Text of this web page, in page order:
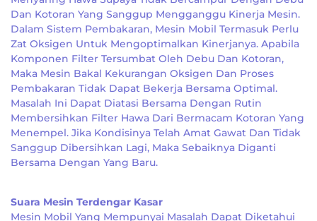
Dan Kotoran Yang Sanggup Mengganggu Kinerja Mesin.
Dalam Sistem Pembakaran, Mesin Mobil Termasuk Perlu
Zat Oksigen Untuk Mengoptimalkan Kinerjanya. Apabila
Komponen Filter Tersumbat Oleh Debu Dan Kotoran,
Maka Mesin Bakal Kekurangan Oksigen Dan Proses
Pembakaran Tidak Dapat Bekerja Bersama Optimal.
Masalah Ini Dapat Diatasi Bersama Dengan Rutin
Membersihkan Filter Hawa Dari Bermacam Kotoran Yang
Menempel. Jika Kondisinya Telah Amat Gawat Dan Tidak
Sanggup Dibersihkan Lagi, Maka Sebaiknya Diganti
Bersama Dengan Yang Baru.
Suara Mesin Terdengar Kasar
Mesin Mobil Yang Mempunyai Masalah Dapat Diketahui